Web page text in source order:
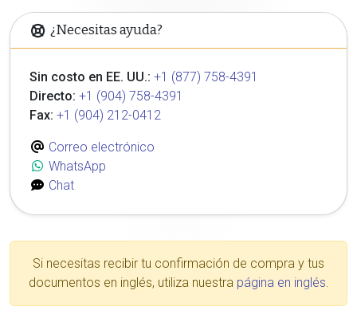
¿Necesitas ayuda?
Sin costo en EE. UU.: +1 (877) 758-4391
Directo: +1 (904) 758-4391
Fax: +1 (904) 212-0412
Correo electrónico
WhatsApp
Chat
Si necesitas recibir tu confirmación de compra y tus
documentos en inglés, utiliza nuestra página en inglés.